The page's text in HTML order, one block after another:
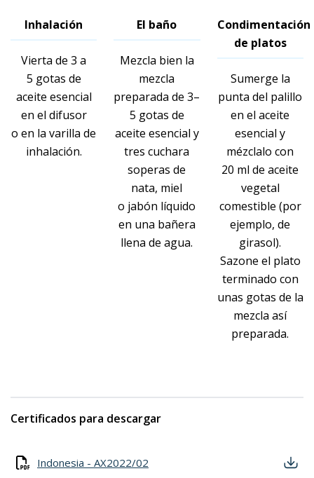
Inhalación
Vierta de 3 a
5 gotas de
aceite esencial
en el difusor
o en la varilla de
inhalación.
El baño
Mezcla bien la
mezcla
preparada de 3–
5 gotas de
aceite esencial y
tres cuchara
soperas de
nata, miel
o jabón líquido
en una bañera
llena de agua.
Condimentación
de platos
Sumerge la
punta del palillo
en el aceite
esencial y
mézclalo con
20 ml de aceite
vegetal
comestible (por
ejemplo, de
girasol).
Sazone el plato
terminado con
unas gotas de la
mezcla así
preparada.
Certificados para descargar
Indonesia - AX2022/02